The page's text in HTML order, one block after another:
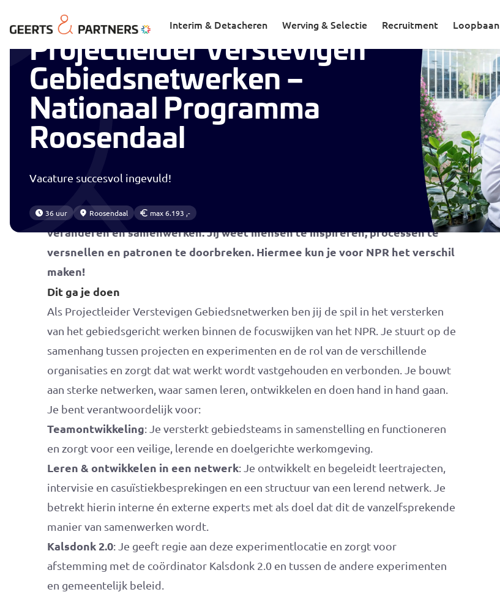
Interim & Detacheren Werving & Selectie Recruitment Loopbaan
Projectleider Verstevigen Gebiedsnetwerken – Nationaal Programma Roosendaal
Projectleider Verstevigen
Gebiedsnetwerken –
Nationaal Programma
Roosendaal
Vacature succesvol ingevuld!
36 uur Roosendaal max 6.193 ,-
leerkracht. Jij bent een natuurlijke leider met visie op leren & ontwikkelen,
veranderen en samenwerken. Jij weet mensen te inspireren, processen te
versnellen en patronen te doorbreken. Hiermee kun je voor NPR het verschil
maken!
Dit ga je doen
Als Projectleider Verstevigen Gebiedsnetwerken ben jij de spil in het versterken
van het gebiedsgericht werken binnen de focuswijken van het NPR. Je stuurt op de
samenhang tussen projecten en experimenten en de rol van de verschillende
organisaties en zorgt dat wat werkt wordt vastgehouden en verbonden. Je bouwt
aan sterke netwerken, waar samen leren, ontwikkelen en doen hand in hand gaan.
Je bent verantwoordelijk voor:
Teamontwikkeling: Je versterkt gebiedsteams in samenstelling en functioneren
en zorgt voor een veilige, lerende en doelgerichte werkomgeving.
Leren & ontwikkelen in een netwerk: Je ontwikkelt en begeleidt leertrajecten,
intervisie en casuïstiekbesprekingen en een structuur van een lerend netwerk. Je
betrekt hierin interne én externe experts met als doel dat dit de vanzelfsprekende
manier van samenwerken wordt.
Kalsdonk 2.0: Je geeft regie aan deze experimentlocatie en zorgt voor
afstemming met de coördinator Kalsdonk 2.0 en tussen de andere experimenten
en gemeentelijk beleid.